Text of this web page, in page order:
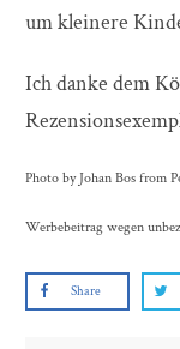
um kleinere
Ich danke dem
Photo by Johan Bos from
Werbebeitrag wegen
Share